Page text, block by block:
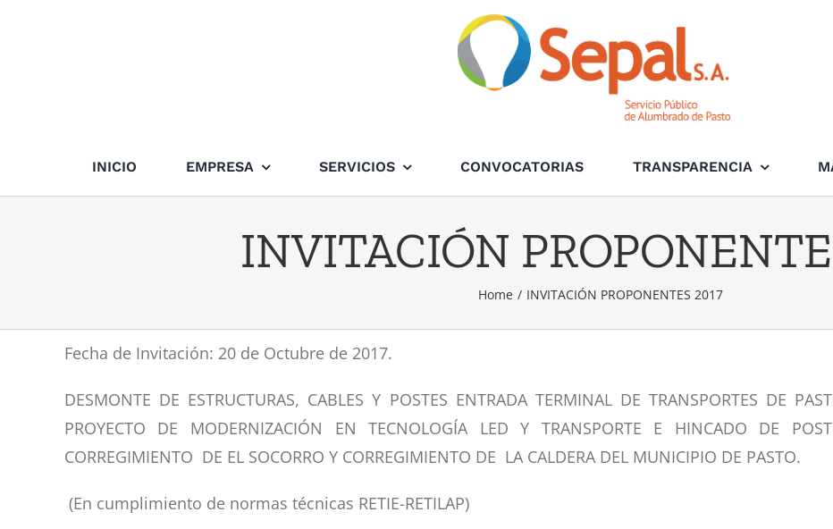
INICIO EMPRESA SERVICIOS CONVOCATORIAS TRANSPARENCIA
INVITACIÓN
Home / INVITACIÓN PROPONENTES 2017
Fecha de Invitación: 20 de Octubre de 2017.
DESMONTE DE ESTRUCTURAS, CABLES Y POSTES ENTRADA TERMINAL DE TRANSPORTES DE
PROYECTO DE MODERNIZACIÓN EN TECNOLOGÍA LED Y TRANSPORTE E HINCADO DE
CORREGIMIENTO DE EL SOCORRO Y CORREGIMIENTO DE LA CALDERA DEL MUNICIPIO DE PASTO.
(En cumplimiento de normas técnicas RETIE-RETILAP)